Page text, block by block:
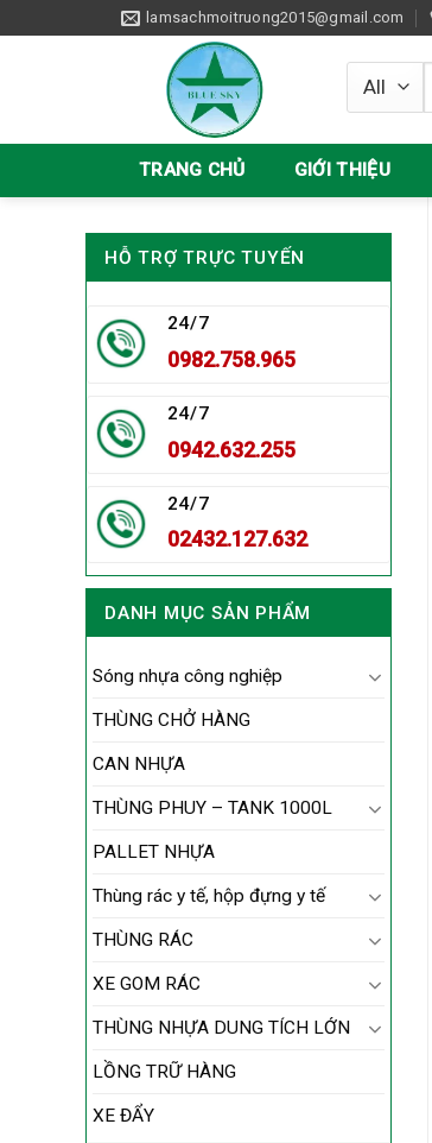
to
lamsachmoitruong2015@gmail.com
TRANG CHỦ GIỚI THIỆU
HỖ TRỢ TRỰC TUYẾN
24/7
0982.758.965
24/7
0942.632.255
24/7
02432.127.632
DANH MỤC SẢN PHẨM
Sóng nhựa công nghiệp
THÙNG CHỞ HÀNG
CAN NHỰA
THÙNG PHUY – TANK 1000L
PALLET NHỰA
Thùng rác y tế, hộp đựng y tế
THÙNG RÁC
XE GOM RÁC
THÙNG NHỰA DUNG TÍCH LỚN
LỒNG TRỮ HÀNG
XE ĐẨY